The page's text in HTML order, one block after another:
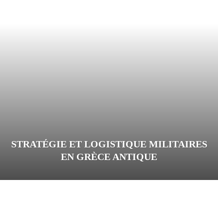
STRATÉGIE ET LOGISTIQUE MILITAIRES
EN GRÈCE ANTIQUE